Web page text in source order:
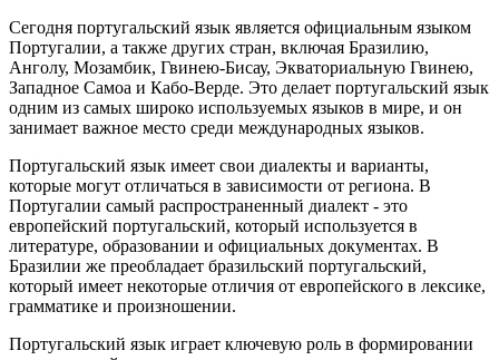
Сегодня португальский язык является официальным языком
Португалии, а также других стран, включая Бразилию,
Анголу, Мозамбик, Гвинею-Бисау, Экваториальную Гвинею,
Западное Самоа и Кабо-Верде. Это делает португальский язык
одним из самых широко используемых языков в мире, и он
занимает важное место среди международных языков.
Португальский язык имеет свои диалекты и варианты,
которые могут отличаться в зависимости от региона. В
Португалии самый распространенный диалект - это
европейский португальский, который используется в
литературе, образовании и официальных документах. В
Бразилии же преобладает бразильский португальский,
который имеет некоторые отличия от европейского в лексике,
грамматике и произношении.
Португальский язык играет ключевую роль в формировании